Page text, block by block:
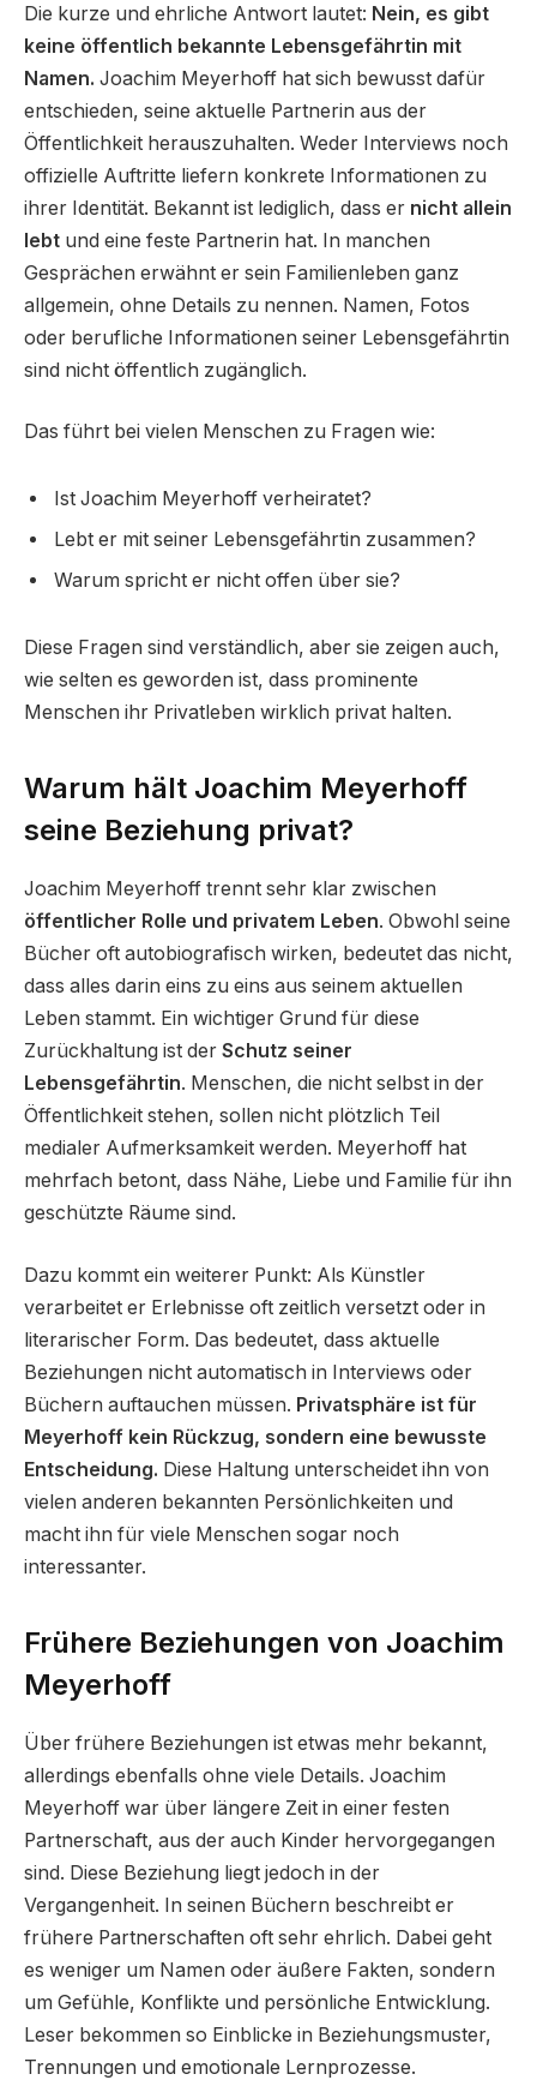
Die kurze und ehrliche Antwort lautet: Nein, es gibt
keine öffentlich bekannte Lebensgefährtin mit
Namen. Joachim Meyerhoff hat sich bewusst dafür
entschieden, seine aktuelle Partnerin aus der
Öffentlichkeit herauszuhalten. Weder Interviews noch
offizielle Auftritte liefern konkrete Informationen zu
ihrer Identität. Bekannt ist lediglich, dass er nicht allein
lebt und eine feste Partnerin hat. In manchen
Gesprächen erwähnt er sein Familienleben ganz
allgemein, ohne Details zu nennen. Namen, Fotos
oder berufliche Informationen seiner Lebensgefährtin
sind nicht öffentlich zugänglich.
Das führt bei vielen Menschen zu Fragen wie:
Ist Joachim Meyerhoff verheiratet?
Lebt er mit seiner Lebensgefährtin zusammen?
Warum spricht er nicht offen über sie?
Diese Fragen sind verständlich, aber sie zeigen auch,
wie selten es geworden ist, dass prominente
Menschen ihr Privatleben wirklich privat halten.
Warum hält Joachim Meyerhoff
seine Beziehung privat?
Joachim Meyerhoff trennt sehr klar zwischen
öffentlicher Rolle und privatem Leben. Obwohl seine
Bücher oft autobiografisch wirken, bedeutet das nicht,
dass alles darin eins zu eins aus seinem aktuellen
Leben stammt. Ein wichtiger Grund für diese
Zurückhaltung ist der Schutz seiner
Lebensgefährtin. Menschen, die nicht selbst in der
Öffentlichkeit stehen, sollen nicht plötzlich Teil
medialer Aufmerksamkeit werden. Meyerhoff hat
mehrfach betont, dass Nähe, Liebe und Familie für ihn
geschützte Räume sind.
Dazu kommt ein weiterer Punkt: Als Künstler
verarbeitet er Erlebnisse oft zeitlich versetzt oder in
literarischer Form. Das bedeutet, dass aktuelle
Beziehungen nicht automatisch in Interviews oder
Büchern auftauchen müssen. Privatsphäre ist für
Meyerhoff kein Rückzug, sondern eine bewusste
Entscheidung. Diese Haltung unterscheidet ihn von
vielen anderen bekannten Persönlichkeiten und
macht ihn für viele Menschen sogar noch
interessanter.
Frühere Beziehungen von Joachim
Meyerhoff
Über frühere Beziehungen ist etwas mehr bekannt,
allerdings ebenfalls ohne viele Details. Joachim
Meyerhoff war über längere Zeit in einer festen
Partnerschaft, aus der auch Kinder hervorgegangen
sind. Diese Beziehung liegt jedoch in der
Vergangenheit. In seinen Büchern beschreibt er
frühere Partnerschaften oft sehr ehrlich. Dabei geht
es weniger um Namen oder äußere Fakten, sondern
um Gefühle, Konflikte und persönliche Entwicklung.
Leser bekommen so Einblicke in Beziehungsmuster,
Trennungen und emotionale Lernprozesse.